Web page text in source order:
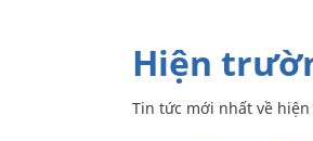
hiện
Tin tức mới nhất về